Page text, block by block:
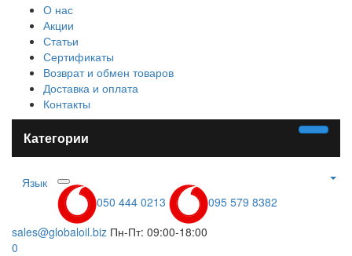
О нас
Акции
Статьи
Сертификаты
Возврат и обмен товаров
Доставка и оплата
Контакты
Категории
Язык
050 444 0213
095 579 8382
sales@globaloil.biz Пн-Пт: 09:00-18:00
0